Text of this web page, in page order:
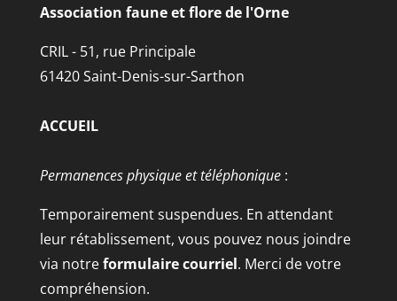
Association faune et flore de l'Orne
CRIL - 51, rue Principale
61420 Saint-Denis-sur-Sarthon
ACCUEIL
Permanences physique et téléphonique :
Temporairement suspendues. En attendant
leur rétablissement, vous pouvez nous joindre
via notreformulaire courriel. Merci de votre
compréhension.